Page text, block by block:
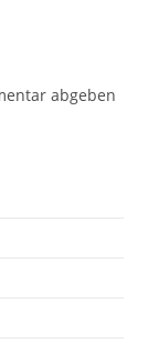
abgeben